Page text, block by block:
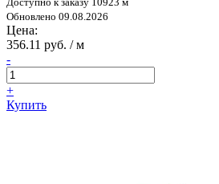
Обновлено 09.08.2026
Цена:
356.11 руб. / м
-
+
Купить